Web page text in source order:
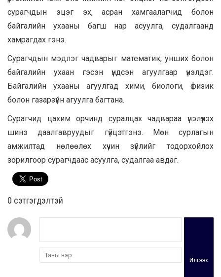
сурагчдын эцэг эх, асран хамгаалагчид болон
байгалийн ухааны багш нар асуулга, судалгаанд
хамрагдах гэнэ.
Сурагчдын мэдлэг чадварыг математик, унших болон
байгалийн ухаан гэсэн үндсэн агуулгаар үнэлдэг.
Байгалийн ухааны агуулгад хими, биологи, физик
болон газарзүйн агуулга багтана.
Сурагчид цахим орчинд суралцах чадвараа үнэлүүлэх
шинэ даалгавруудыг гүйцэтгэнэ. Мөн сурлагын
амжилтад нөлөөлөх хүчин зүйлийг тодорхойлох
зорилгоор сурагчдаас асуулга, судалгаа авдаг.
0 cэтгэгдэлтэй
Илгээх